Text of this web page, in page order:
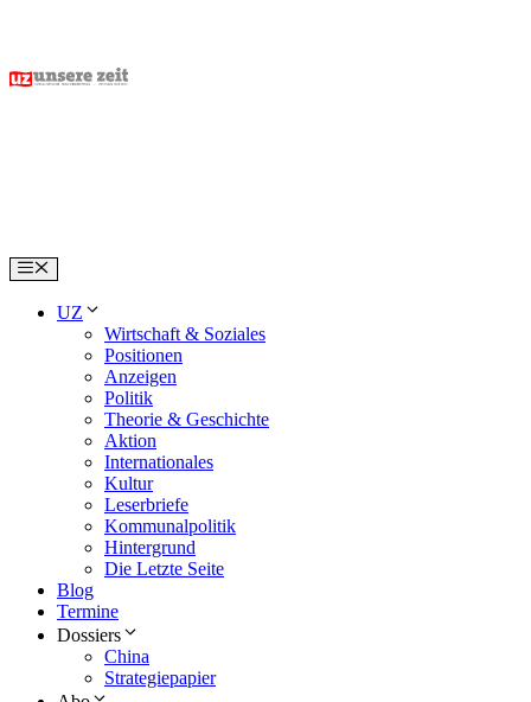
content
Menu
UZ
Wirtschaft & Soziales
Positionen
Anzeigen
Politik
Theorie & Geschichte
Aktion
Internationales
Kultur
Leserbriefe
Kommunalpolitik
Hintergrund
Die Letzte Seite
Blog
Termine
Dossiers
China
Strategiepapier